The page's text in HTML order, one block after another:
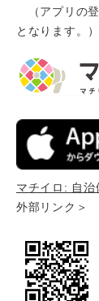
（アプリの登
となります。）
マチイロ: 自治
外部リンク＞